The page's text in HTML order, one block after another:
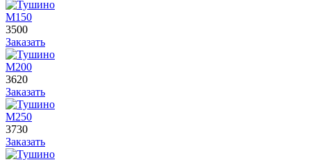
М150
3500
Заказать
М200
3620
Заказать
М250
3730
Заказать